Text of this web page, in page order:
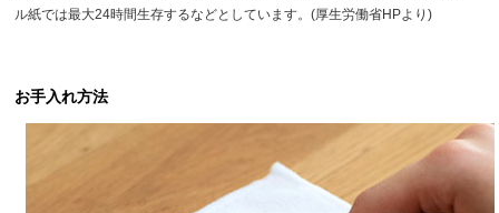
ル紙では最大24時間生存するなどとしています。(厚生労働省HPより)
お手入れ方法